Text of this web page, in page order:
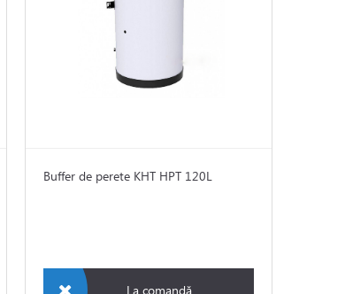
Buffer de perete KHT HPT 120L
La comandă